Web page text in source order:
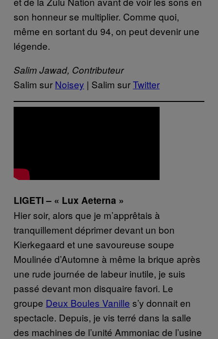
son honneur se multiplier. Comme quoi,
même en sortant du 94, on peut devenir une
légende.
Salim Jawad, Contributeur
Salim sur Noisey | Salim surTwitter
LIGETI – « Lux Aeterna »
Hier soir, alors que je m’apprêtais à
tranquillement déprimer devant un bon
Kierkegaard et une savoureuse soupe
Moulinée d’Automne à même la brique après
une rude journée de labeur inutile, je suis
passé devant mon disquaire favori. Le
groupe Deux Boules Vanille s’y donnait en
spectacle. Depuis, je vis terré dans la salle
des machines de l’unité Ammoniac de l’usine